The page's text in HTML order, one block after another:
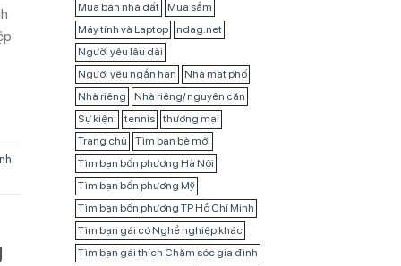
Mua bán nhà đất
Mua sắm
Máy tính và Laptop
ndag.net
Người yêu lâu dài
Người yêu ngắn hạn
Nhà mặt phố
Nhà riêng
Nhà riêng/ nguyên căn
Sự kiện:
tennis
thương mại
Trang chủ
Tìm bạn bè mới
Tìm bạn bốn phương Hà Nội
Tìm bạn bốn phương Mỹ
Tìm bạn bốn phương TP Hồ Chí Minh
Tìm bạn gái có Nghề nghiệp khác
Tìm bạn gái thích Chăm sóc gia đình